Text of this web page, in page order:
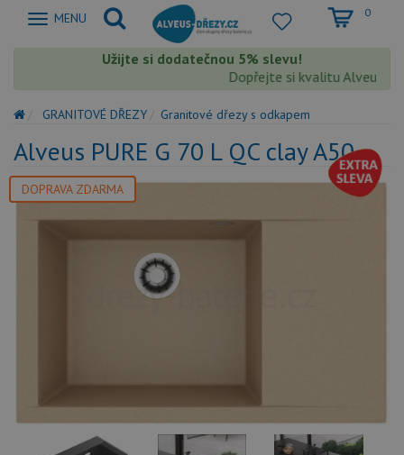
Zobrazit
MENU 0
Užijte si dodatečnou 5% slevu!
Dopřejte si kvalitu Alveus s
GRANITOVÉ DŘEZY Granitové dřezy s odkapem
Alveus PURE G 70 L QC clay A50
DOPRAVA ZDARMA